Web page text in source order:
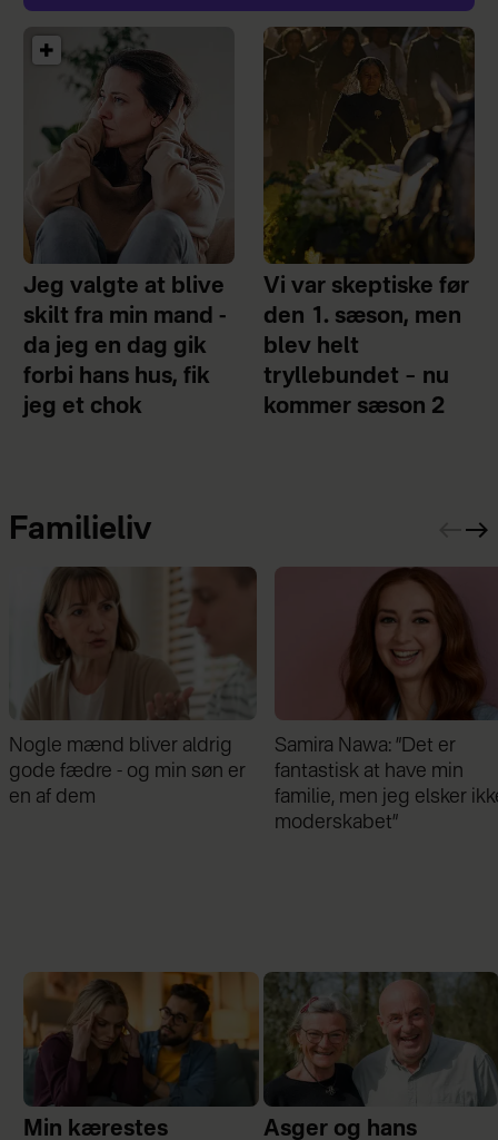
Jeg valgte at blive
skilt fra min mand -
da jeg en dag gik
forbi hans hus, fik
jeg et chok
Vi var skeptiske før
den 1. sæson, men
blev helt
tryllebundet – nu
kommer sæson 2
Familieliv
Samira Nawa: ”Det er
fantastisk at have min
familie, men jeg elsker ikke
Jeg valgte at blive skilt
min mand - da jeg en dag
gik forbi hans hus, fik jeg
chok
Min kærestes Asger og hans